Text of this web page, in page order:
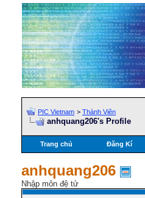
PIC Vietnam > Thành Viên
anhquang206's Profile
Trang chủ Đăng Kí
anhquang206
Nhập môn đệ tử